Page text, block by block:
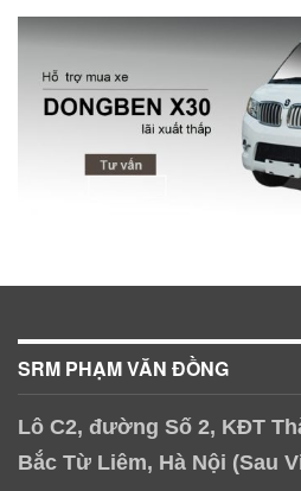
SRM PHẠM VĂN ĐỒNG
Lô C2, đường Số 2, KĐT
Bắc Từ Liêm, Hà Nội (Sau